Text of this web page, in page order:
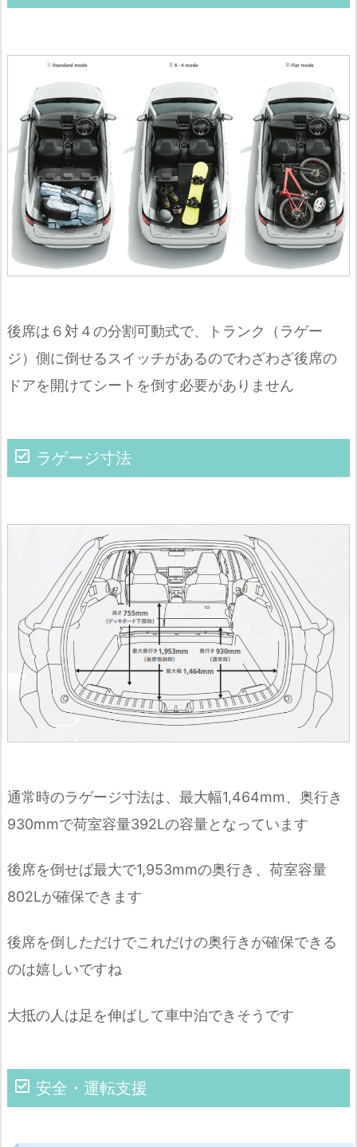
後席は６対４の分割可動式で、トランク（ラゲー
ジ）側に倒せるスイッチがあるのでわざわざ後席の
ドアを開けてシートを倒す必要がありません
ラゲージ寸法
通常時のラゲージ寸法は、最大幅1,464mm、奥行き
930mmで荷室容量392Lの容量となっています
後席を倒せば最大で1,953mmの奥行き、荷室容量
802Lが確保できます
後席を倒しただけでこれだけの奥行きが確保できる
のは嬉しいですね
大抵の人は足を伸ばして車中泊できそうです
安全・運転支援